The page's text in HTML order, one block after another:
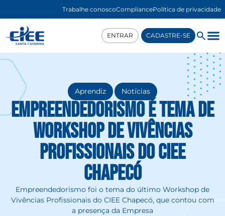
Trabalhe conoscoCompliancePolítica de privacidade
ENTRAR CADASTRE-SE
Aprendiz , Notícias
Empreendedorismo é tema de
Workshop de Vivências
Profissionais do CIEE
Chapecó
Empreendedorismo foi o tema do último Workshop de
Vivências Profissionais do CIEE Chapecó, que contou com
a presença da Empresa